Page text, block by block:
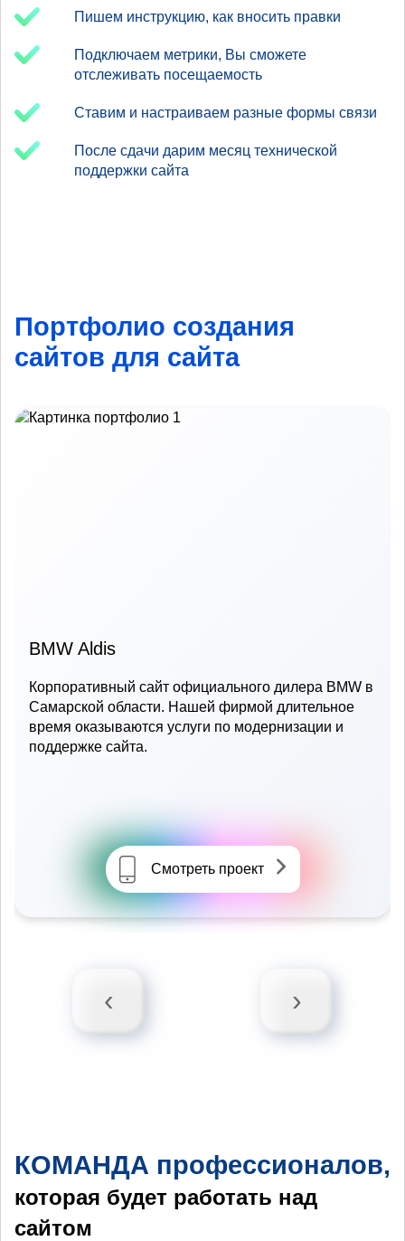
Пишем инструкцию, как вносить правки
Подключаем метрики, Вы сможете
отслеживать посещаемость
Ставим и настраиваем разные формы связи
После сдачи дарим месяц технической
поддержки сайта
Портфолио создания
сайтов для сайта
BMW Aldis
Корпоративный сайт официального дилера BMW в
Самарской области. Нашей фирмой длительное
время оказываются услуги по модернизации и
поддержке сайта.
Смотреть проект
‹ ›
КОМАНДА профессионалов,
которая будет работать над
сайтом